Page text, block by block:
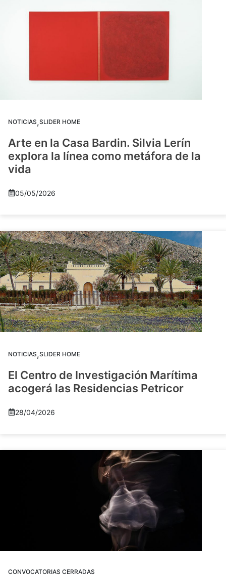
NOTICIAS,SLIDER HOME
Arte en la Casa Bardin. Silvia Lerín
explora la línea como metáfora de la
vida
05/05/2026
NOTICIAS,SLIDER HOME
El Centro de Investigación Marítima
acogerá las Residencias Petricor
28/04/2026
CONVOCATORIAS CERRADAS